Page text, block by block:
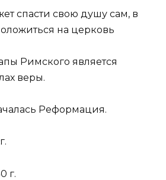
спасти свою душу сам, в
на церковь
Римского является
веры.
Реформация.
г.